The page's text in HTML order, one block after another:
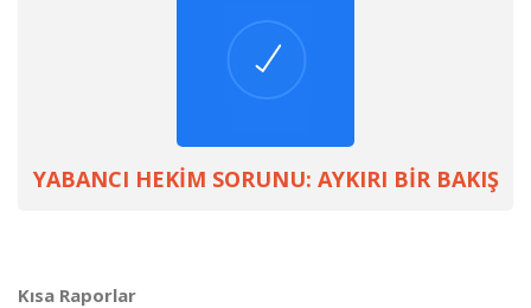
YABANCI HEKİM SORUNU: AYKIRI BİR BAKIŞ
Kısa Raporlar